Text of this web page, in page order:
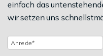
einfach das
wir setzen uns